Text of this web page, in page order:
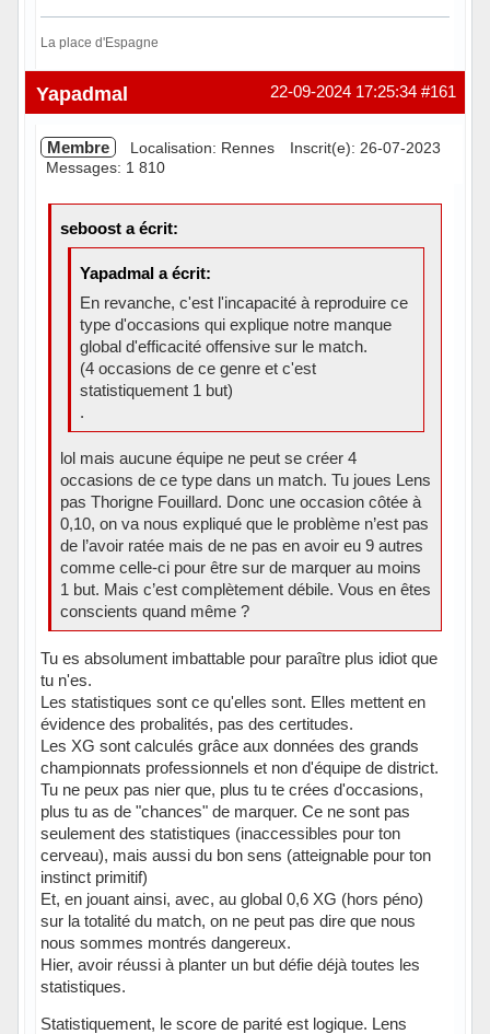
La place d'Espagne
Hors ligne #161
22-09-2024 17:25:34
Yapadmal
Membre Localisation: Rennes
Inscrit(e): 26-07-2023
Messages: 1 810
seboost a écrit:
Yapadmal a écrit:
En revanche, c'est l'incapacité à reproduire ce
type d'occasions qui explique notre manque
global d'efficacité offensive sur le match.
(4 occasions de ce genre et c'est
statistiquement 1 but)
.
lol mais aucune équipe ne peut se créer 4
occasions de ce type dans un match. Tu joues Lens
pas Thorigne Fouillard. Donc une occasion côtée à
0,10, on va nous expliqué que le problème n’est pas
de l’avoir ratée mais de ne pas en avoir eu 9 autres
comme celle-ci pour être sur de marquer au moins
1 but. Mais c’est complètement débile. Vous en êtes
conscients quand même ?
Tu es absolument imbattable pour paraître plus idiot que
tu n'es.
Les statistiques sont ce qu'elles sont. Elles mettent en
évidence des probalités, pas des certitudes.
Les XG sont calculés grâce aux données des grands
championnats professionnels et non d'équipe de district.
Tu ne peux pas nier que, plus tu te crées d'occasions,
plus tu as de "chances" de marquer. Ce ne sont pas
seulement des statistiques (inaccessibles pour ton
cerveau), mais aussi du bon sens (atteignable pour ton
instinct primitif)
Et, en jouant ainsi, avec, au global 0,6 XG (hors péno)
sur la totalité du match, on ne peut pas dire que nous
nous sommes montrés dangereux.
Hier, avoir réussi à planter un but défie déjà toutes les
statistiques.
Statistiquement, le score de parité est logique. Lens